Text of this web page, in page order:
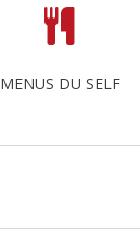
MENUS DU SELF